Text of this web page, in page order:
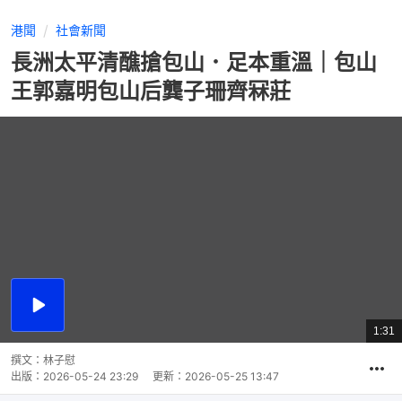
港聞 社會新聞
長洲太平清醮搶包山．足本重溫｜包山
王郭嘉明包山后龔子珊齊冧莊
播
總
共
1:31
撰文： 林子慰
出版： 2026-05-24 23:29 更新： 2026-05-25 13:47